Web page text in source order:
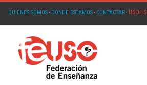
QUIÉNES SOMOS· DÓNDE ESTAMOS· CONTACTAR· USO.ES